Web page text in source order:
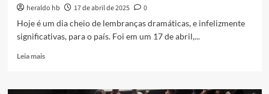
heraldo hb 17 de abril de 2025
0
Hoje é um dia cheio de lembranças dramáticas, e infelizmente
significativas, para o país. Foi em um 17 de abril,...
Leia maisRead
Mais